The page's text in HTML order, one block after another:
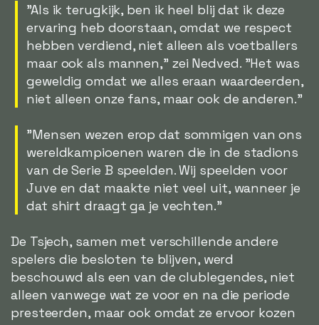
"Als ik terugkijk, ben ik heel blij dat ik deze
ervaring heb doorstaan, omdat we respect
hebben verdiend, niet alleen als voetballers
maar ook als mannen," zei Nedved. "Het was
geweldig omdat we alles eraan waardeerden,
niet alleen onze fans, maar ook de anderen."
"Mensen wezen erop dat sommigen van ons
wereldkampioenen waren die in de stadions
van de Serie B speelden. Wij speelden voor
Juve en dat maakte niet veel uit, wanneer je
dat shirt draagt ga je vechten."
De Tsjech, samen met verschillende andere
spelers die besloten te blijven, werd
beschouwd als een van de clublegendes, niet
alleen vanwege wat ze voor en na die periode
presteerden, maar ook omdat ze ervoor kozen